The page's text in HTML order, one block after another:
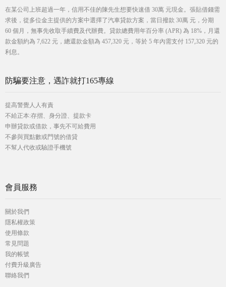
在某公司上班超過一年，信用不佳的陳先生想要快速借 30萬 元現金。張貼借錢需
求後，從多位金主提供的方案中選擇了汽車貸款方案，當日撥款 30萬 元，分期
60 個月，無事先收取手續費及代辦費。貸款總費用年百分率 (APR) 為 18%，月還
款金額約為 7,622 元，總還款金額為 457,320 元，等於 5 年內需支付 157,320 元的
利息。
防騙要注意，遇詐就打165專線
提高警覺人人有責
不給正本:存摺、身分證、提款卡
申辦貸款或借款，事先不可給費用
不參與買點數或門號的借貸
不幫人代收或驗證手機號
會員服務
關於我們
隱私權政策
使用條款
常見問題
我的帳號
付費升級廣告
聯絡我們